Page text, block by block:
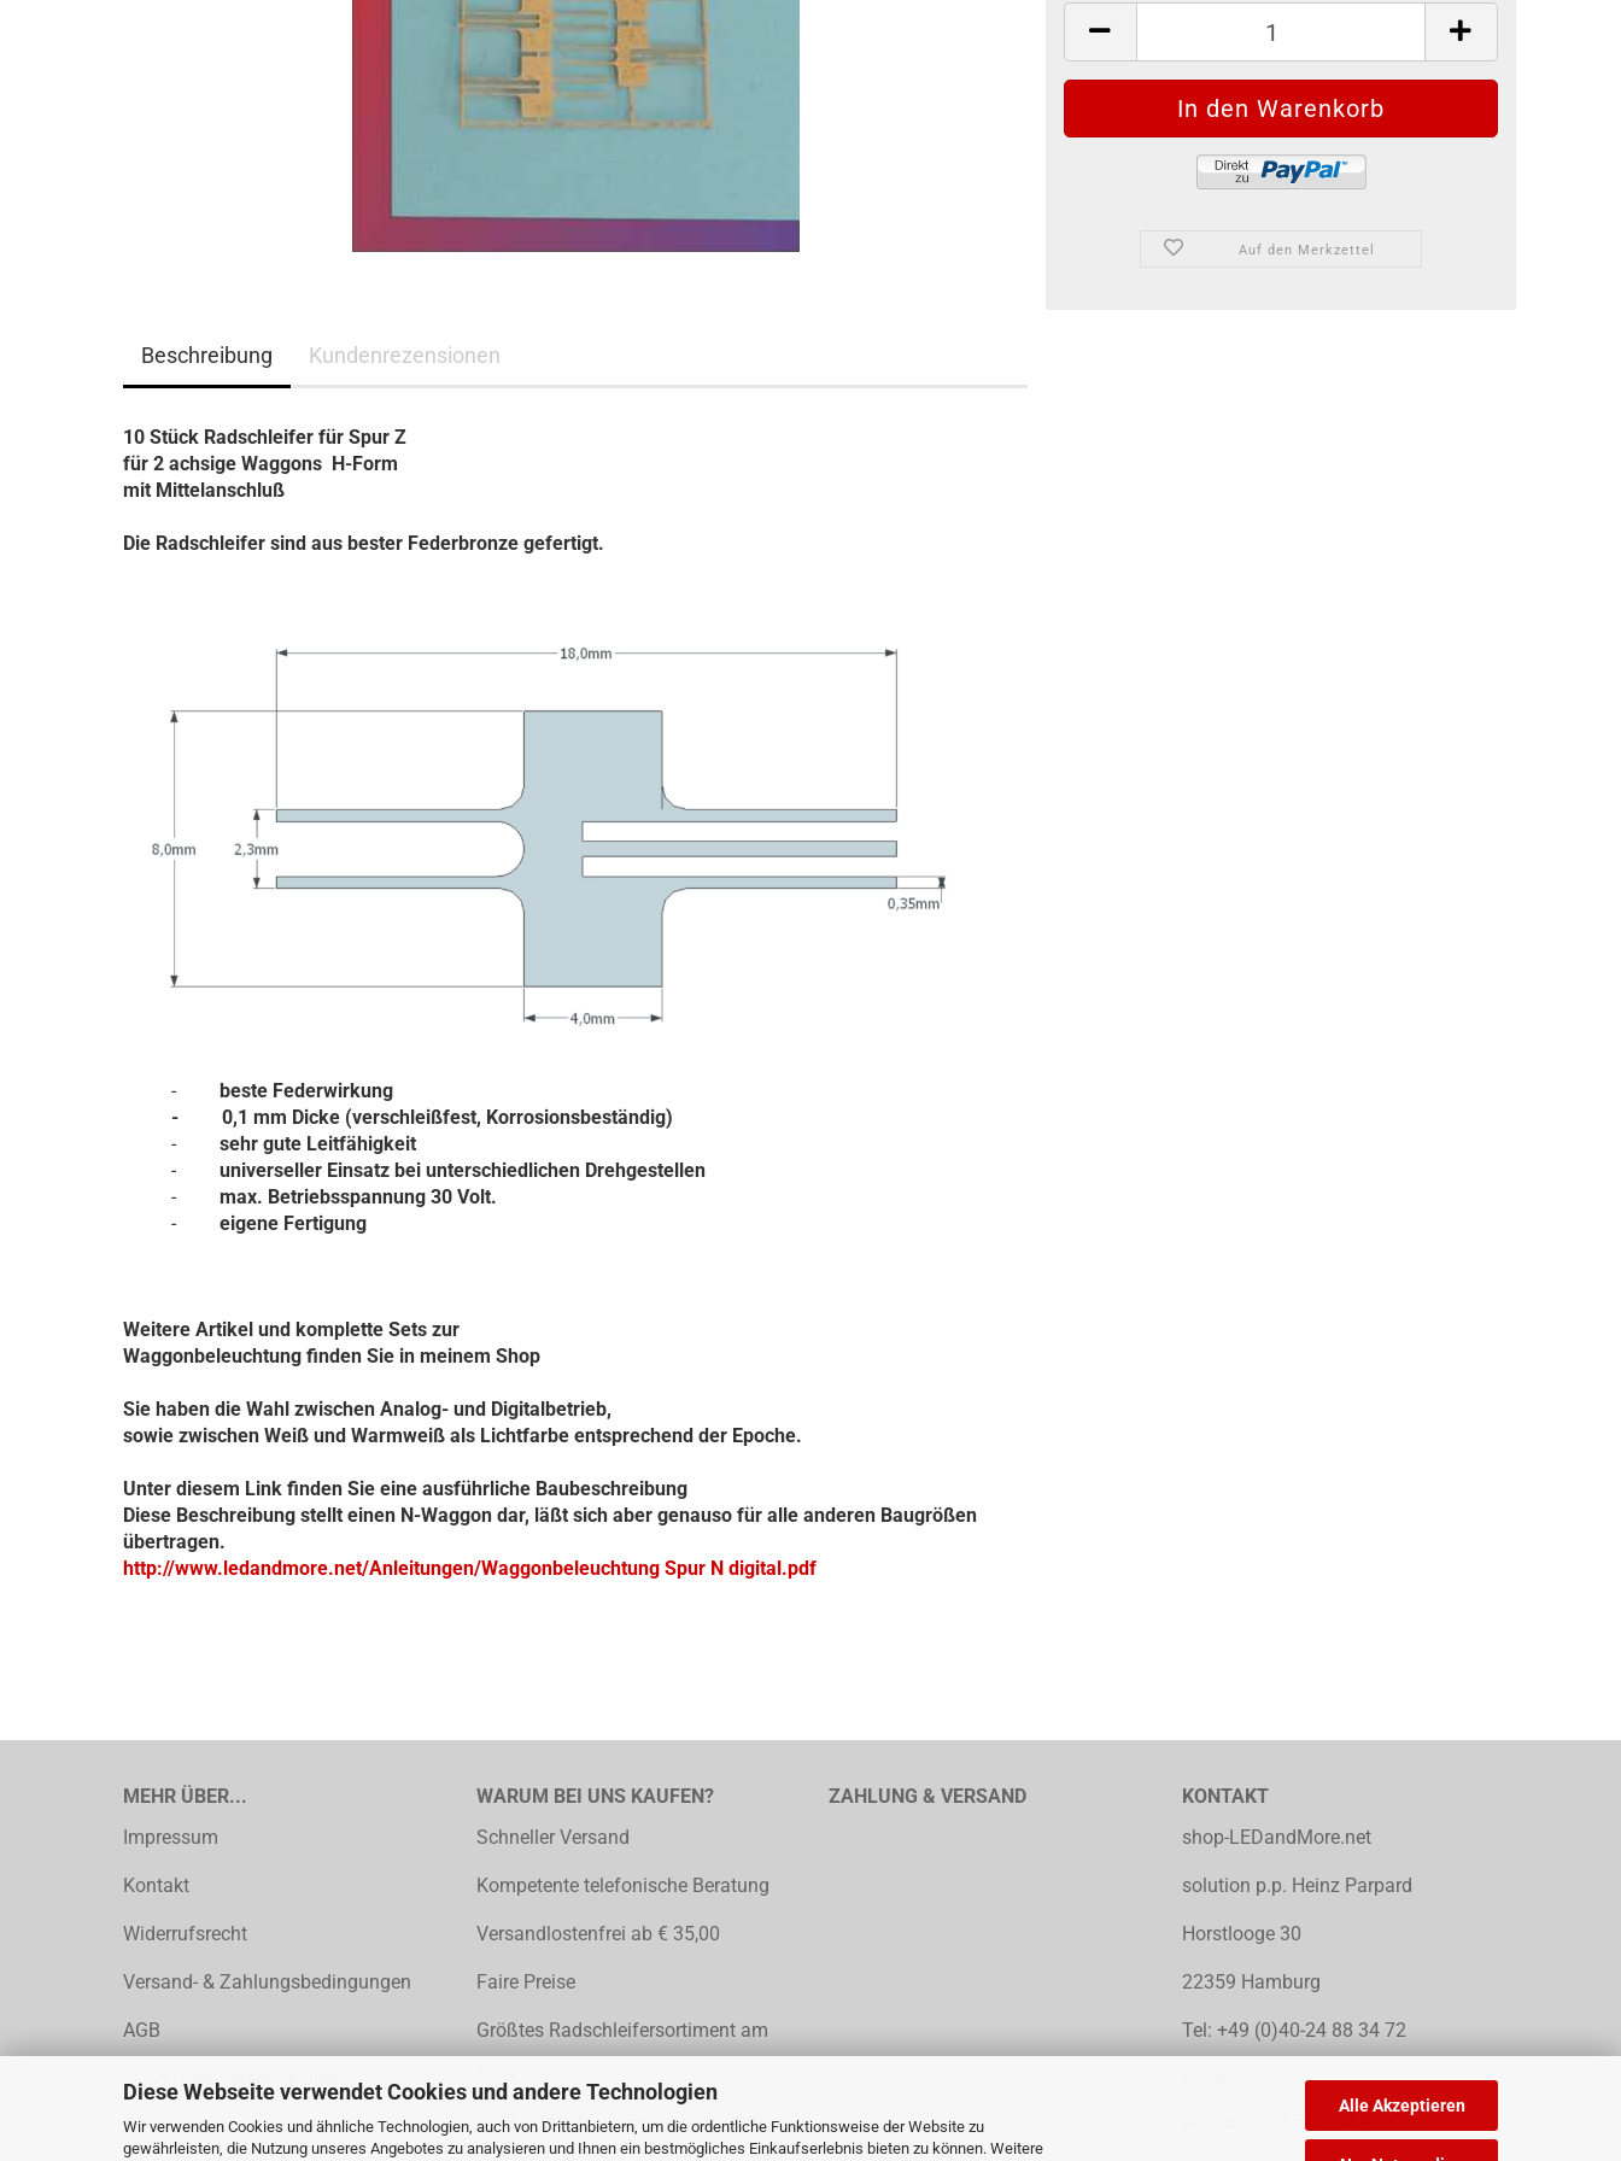
Diese Webseite verwendet Cookies und andere Technologien
Wir verwenden Cookies und ähnliche Technologien, auch von Drittanbietern, um die ordentliche Funktionsweise der Website zu
gewährleisten, die Nutzung unseres Angebotes zu analysieren und Ihnen ein bestmögliches Einkaufserlebnis bieten zu können. Weitere
Alle Akzeptieren
Auf den Merkzettel
Beschreibung Kundenrezensionen
10 Stück Radschleifer für Spur Z
für 2 achsige Waggons H-Form
mit Mittelanschluß
Die Radschleifer sind aus bester Federbronze gefertigt.
- beste Federwirkung
- 0,1 mm Dicke (verschleißfest, Korrosionsbeständig)
- sehr gute Leitfähigkeit
- universeller Einsatz bei unterschiedlichen Drehgestellen
- max. Betriebsspannung 30 Volt.
- eigene Fertigung
Weitere Artikel und komplette Sets zur
Waggonbeleuchtung finden Sie in meinem Shop
Sie haben die Wahl zwischen Analog- und Digitalbetrieb,
sowie zwischen Weiß und Warmweiß als Lichtfarbe entsprechend der Epoche.
Unter diesem Link finden Sie eine ausführliche Baubeschreibung
Diese Beschreibung stellt einen N-Waggon dar, läßt sich aber genauso für alle anderen Baugrößen
übertragen.
http://www.ledandmore.net/Anleitungen/Waggonbeleuchtung Spur N digital.pdf
MEHR ÜBER...
Impressum
Kontakt
Widerrufsrecht
Versand- & Zahlungsbedingungen
AGB
Liefer- und Versandkosten
Privatsphäre und Datenschutz
WARUM BEI UNS KAUFEN?
Schneller Versand
Kompetente telefonische Beratung
Versandlostenfrei ab € 35,00
Faire Preise
Größtes Radschleifersortiment am
Große Anzahl an Eigenproduktionen
ZAHLUNG & VERSAND
KONTAKT
shop-LEDandMore.net
solution p.p. Heinz Parpard
Horstlooge 30
22359 Hamburg
Tel: +49 (0)40-24 88 34 72
post@shop-LEDandMore.net